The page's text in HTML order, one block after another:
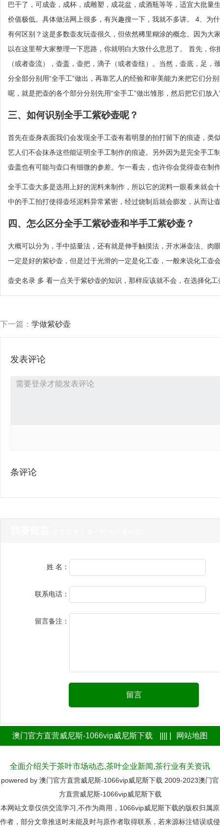
巴干了，可成壶，成杯，成雕塑，成花盆，成酒瓶等等，适宜大批
价值极低。具体做法网上很多，有兴趣搜一下，我就不多讲。 4、为
有何区别？这是多数壶友玩壶很久，但依然稀里糊涂的概念。因为
以在这里帮大家整理一下思路，你就明白大致什么意思了。 首先，
（或者壶流），壶盖，壶把，滴子（或者壶纽）。当然，壶底，足
分全部分别用“全手工”做出，再靠艺人的经验和审美能力来把它们分
呢，就是把壶的各个部分分别先用“全手工”做出雏形，然后把它们放
三、如何识别全手工紫砂壶呢？
首先在壶身表面我们会发现全手工壶有着明显的拍打留下的痕迹，
艺人们不会抹杀这些能证明全手工制作的痕迹。另外因为是完全手
壶盖也有可能与壶口有细微的参差。乍一看去，也许你会觉得壶在制
全手工壶大多是选用上好的泥料来制作，所以它的泥料一眼看来就
中的手工拍打使得壶坯泥料异常紧密，经过烧制后就会膨发，从而让
四、怎么区分全手工紫砂壶和半手工紫砂壶？
大概可以分为，手中掂量法，还有就是伸手触摸法，开水淋壶法、
一定是好的紫砂壶，但是过于光滑的一定是化工壶，一般来说化工壶
壶史名录 多 看一点关于紫砂壶的知识，那样应该就不会，在选择化
下一篇： 学做紫砂壶
发表评论
条评论
姓 名：
联系电话：
留言备注：
留言
澳门官方直营威尼斯-1066vip威尼斯下载 网站地图
全面介绍关于茶叶市场动态,茶叶企业新闻,茶行业有关资讯
powered by 澳门官方直营威尼斯-1066vip威尼斯下载 2009-2023澳门官
方直营威尼斯-1066vip威尼斯下载
本网站文章仅供交流学习,不作为商用，1066vip威尼斯下载的版权归属原
作者，部分文章推送时未能及时与原作者取得联系，若来源标注错误或侵